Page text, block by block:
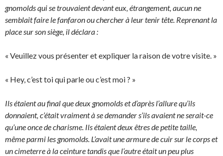
gnomolds qui se trouvaient devant eux, étrangement, aucun ne
semblait faire le fanfaron ou chercher à leur tenir tête. Reprenant la
place sur son siège, il déclara :
« Veuillez vous présenter et expliquer la raison de votre visite. »
« Hey, c’est toi qui parle ou c’est moi ? »
Ils étaient au final que deux gnomolds et d’après l’allure qu’ils
donnaient, c’était vraiment à se demander s’ils avaient ne serait-ce
qu’une once de charisme. Ils étaient deux êtres de petite taille,
même parmi les gnomolds. L’avait une armure de cuir sur le corps et
un cimeterre à la ceinture tandis que l’autre était un peu plus